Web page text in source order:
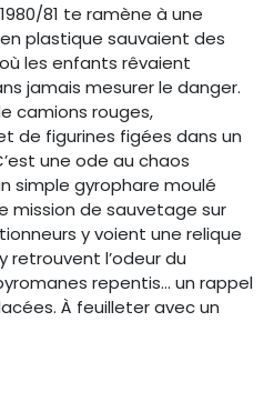
81 te ramène à une
plastique sauvaient des
les enfants rêvaient
jamais mesurer le danger.
camions rouges,
de figurines figées dans un
une ode au chaos
simple gyrophare moulé
mission de sauvetage sur
y voient une relique
retrouvent l’odeur du
repentis… un rappel
À feuilleter avec un